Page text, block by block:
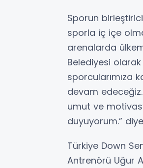
Sporun
sporla iç içe
arenalarda
Belediyesi
sporcularımıza
devam
umut ve
duyuyorum.”
Türkiye Down
Antrenörü Uğur